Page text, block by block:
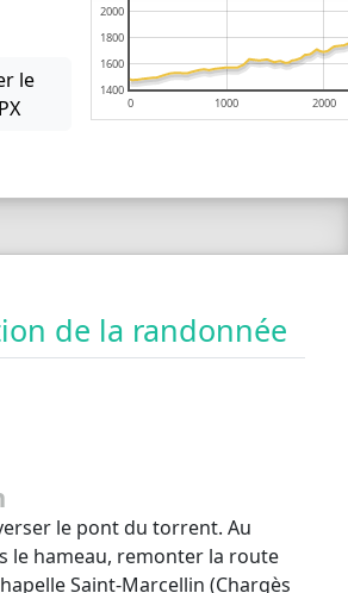
le
0 1000 2000
1400
1600
1800
2000
de la randonnée
le pont du torrent. Au
le hameau, remonter la route
Saint-Marcellin (Chargès